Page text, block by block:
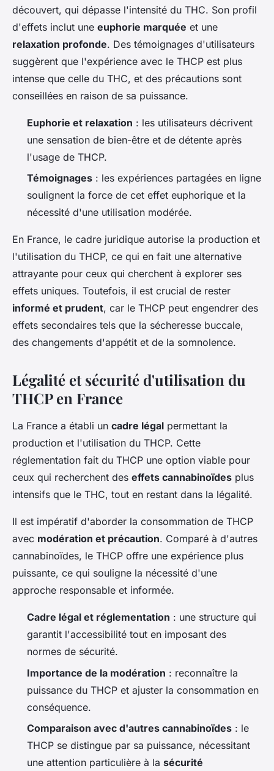
découvert, qui dépasse l'intensité du THC. Son profil
d'effets inclut une euphorie marquée et une
relaxation profonde. Des témoignages d'utilisateurs
suggèrent que l'expérience avec le THCP est plus
intense que celle du THC, et des précautions sont
conseillées en raison de sa puissance.
Euphorie et relaxation : les utilisateurs décrivent
une sensation de bien-être et de détente après
l'usage de THCP.
Témoignages : les expériences partagées en ligne
soulignent la force de cet effet euphorique et la
nécessité d'une utilisation modérée.
En France, le cadre juridique autorise la production et
l'utilisation du THCP, ce qui en fait une alternative
attrayante pour ceux qui cherchent à explorer ses
effets uniques. Toutefois, il est crucial de rester
informé et prudent, car le THCP peut engendrer des
effets secondaires tels que la sécheresse buccale,
des changements d'appétit et de la somnolence.
Légalité et sécurité d'utilisation du
THCP en France
La France a établi un cadre légal permettant la
production et l'utilisation du THCP. Cette
réglementation fait du THCP une option viable pour
ceux qui recherchent des effets cannabinoïdes plus
intensifs que le THC, tout en restant dans la légalité.
Il est impératif d'aborder la consommation de THCP
avec modération et précaution. Comparé à d'autres
cannabinoïdes, le THCP offre une expérience plus
puissante, ce qui souligne la nécessité d'une
approche responsable et informée.
Cadre légal et réglementation : une structure qui
garantit l'accessibilité tout en imposant des
normes de sécurité.
Importance de la modération : reconnaître la
puissance du THCP et ajuster la consommation en
conséquence.
Comparaison avec d'autres cannabinoïdes : le
THCP se distingue par sa puissance, nécessitant
une attention particulière à la sécurité